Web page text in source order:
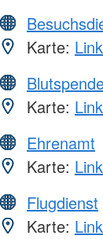
Karte:
Karte:
Ehrenamt
Karte:
Flugdienst
Karte: